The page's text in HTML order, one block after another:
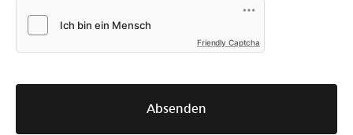
Friendly Captcha
Absenden